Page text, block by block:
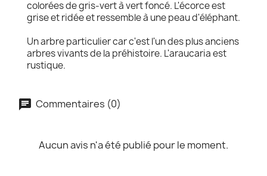
colorées de gris-vert à vert foncé. L'écorce est
grise et ridée et ressemble à une peau d'éléphant.
Un arbre particulier car c'est l'un des plus anciens
arbres vivants de la préhistoire. L'araucaria est
rustique.
Commentaires (0)
Aucun avis n'a été publié pour le moment.